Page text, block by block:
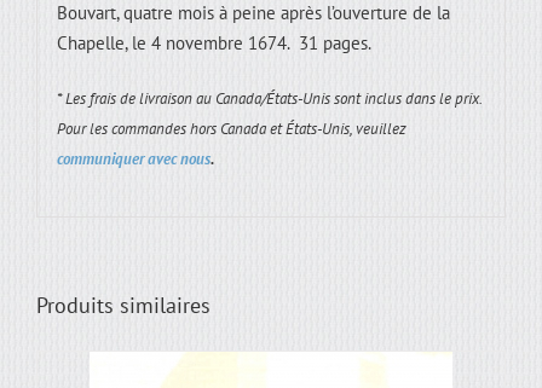
Bouvart, quatre mois à peine après l’ouverture de la
Chapelle, le 4 novembre 1674. 31 pages.
* Les frais de livraison au Canada/États-Unis sont inclus dans le prix.
Pour les commandes hors Canada et États-Unis, veuillez
communiquer avec nous.
Produits similaires